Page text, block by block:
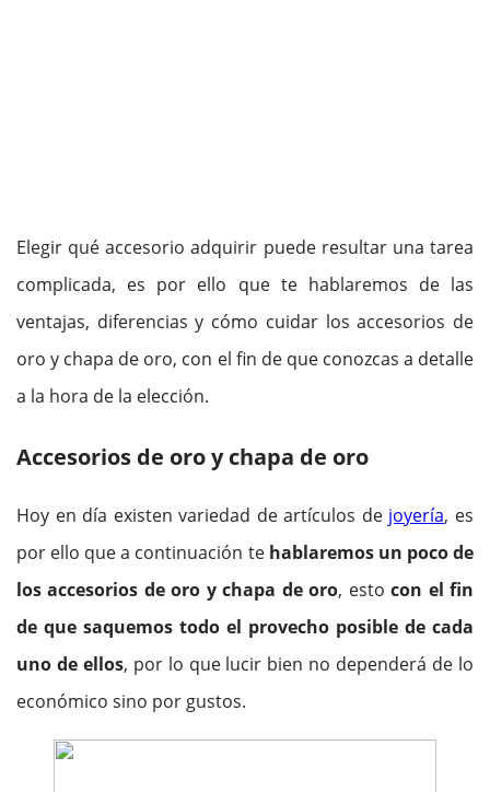
Elegir qué accesorio adquirir puede resultar una tarea
complicada, es por ello que te hablaremos de las
ventajas, diferencias y cómo cuidar los accesorios de
oro y chapa de oro, con el fin de que conozcas a detalle
a la hora de la elección.
Accesorios de oro y chapa de oro
Hoy en día existen variedad de artículos de joyería, es
por ello que a continuación te hablaremos un poco de
los accesorios de oro y chapa de oro, estocon el fin
de que saquemos todo el provecho posible de cada
uno de ellos, por lo que lucir bien no dependerá de lo
económico sino por gustos.